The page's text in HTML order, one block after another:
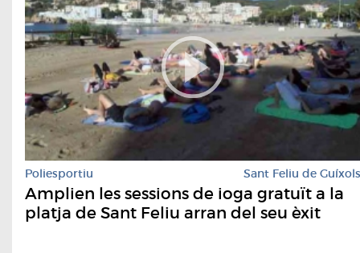
Poliesportiu Sant Feliu de Guíxols
Amplien les sessions de ioga gratuït a la
platja de Sant Feliu arran del seu èxit